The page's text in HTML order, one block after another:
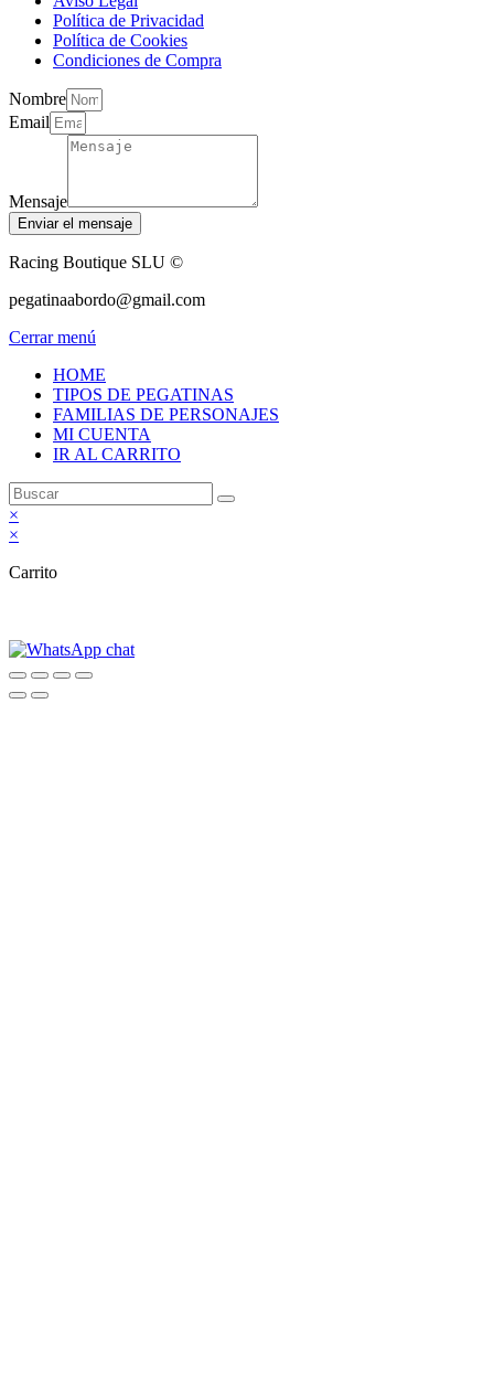
Política de Privacidad
Política de Cookies
Condiciones de Compra
Nombre
Email
Mensaje
Enviar el mensaje
Racing Boutique SLU ©
pegatinaabordo@gmail.com
Cerrar menú
HOME
TIPOS DE PEGATINAS
FAMILIAS DE PERSONAJES
MI CUENTA
IR AL CARRITO
×
×
Carrito